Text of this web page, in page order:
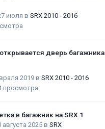
июля в SRX 2010 - 2016
дверь багажника
2019 в SRX 2010 - 2016
просмотра
в багажник на SRX 1
августа 2025 в SRX